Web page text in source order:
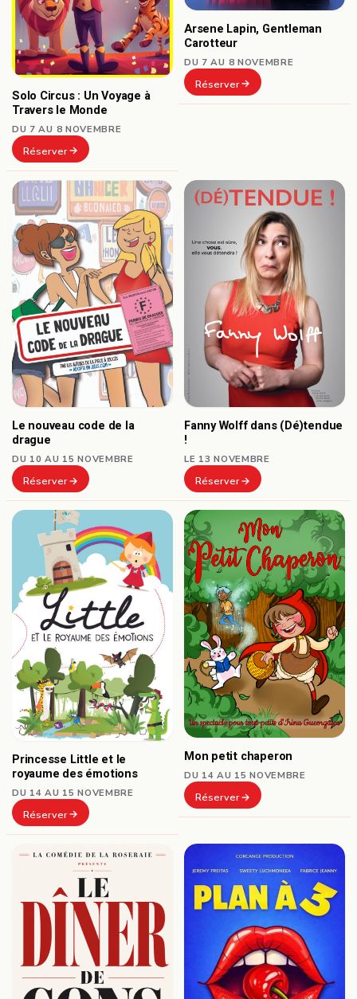
Solo Circus : Un Voyage à
Travers le Monde
DU 7 AU 8 NOVEMBRE
Réserver
Arsene Lapin, Gentleman
Carotteur
DU 7 AU 8 NOVEMBRE
Réserver
Le nouveau code de la
drague
DU 10 AU 15 NOVEMBRE
Réserver
Fanny Wolff dans (Dé)tendue
!
LE 13 NOVEMBRE
Réserver
Princesse Little et le
royaume des émotions
DU 14 AU 15 NOVEMBRE
Réserver
Mon petit chaperon
DU 14 AU 15 NOVEMBRE
Réserver